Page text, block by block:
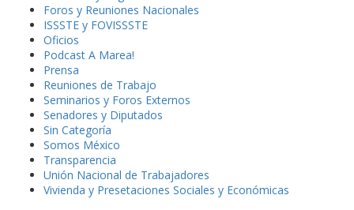
Foros y Reuniones Nacionales
ISSSTE y FOVISSSTE
Oficios
Podcast A Marea!
Prensa
Reuniones de Trabajo
Seminarios y Foros Externos
Senadores y Diputados
Sin Categoría
Somos México
Transparencia
Unión Nacional de Trabajadores
Vivienda y Presetaciones Sociales y Económicas